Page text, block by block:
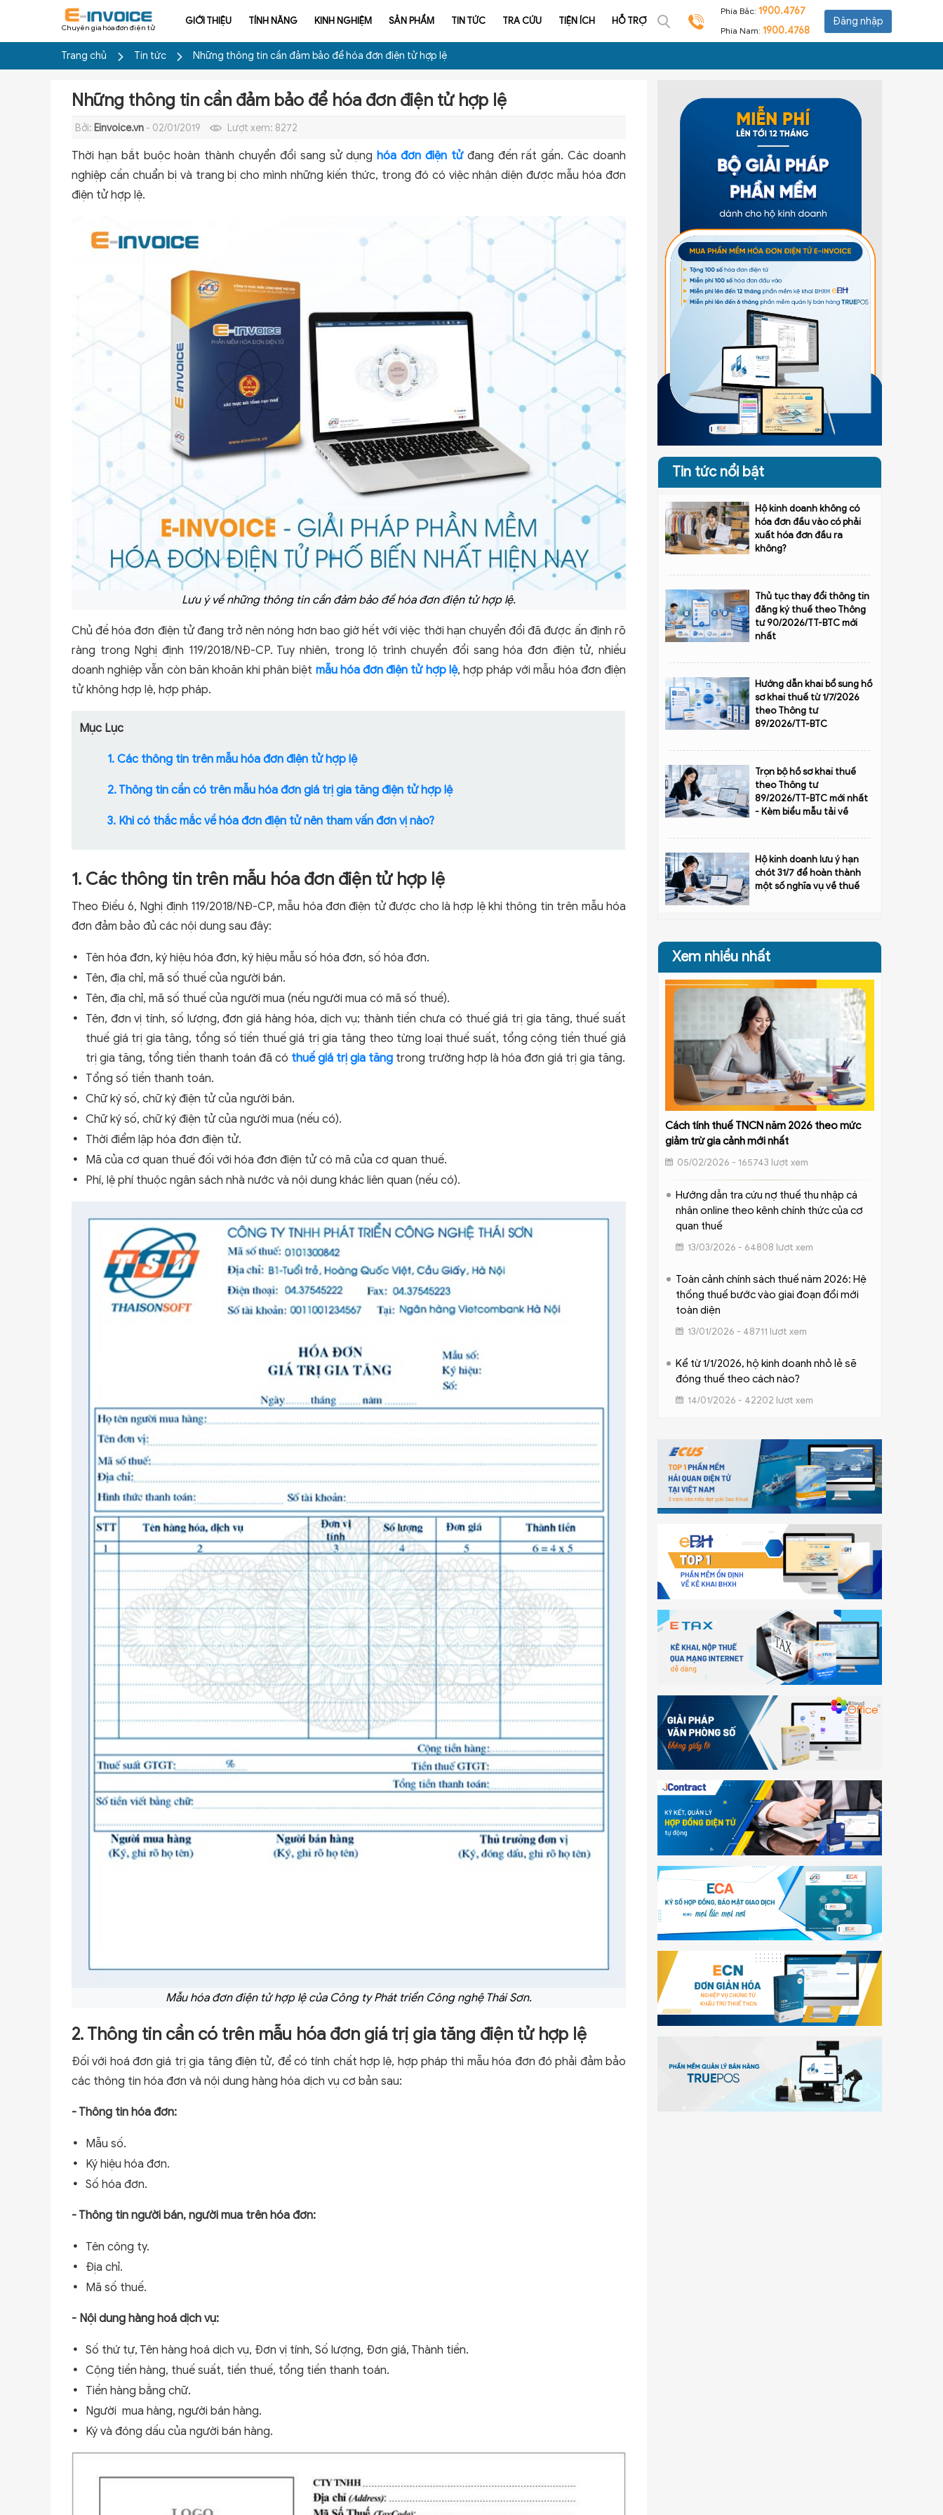
Chuyên gia hóa đơn điện tử
GIỚI THIỆU TÍNH NĂNG KINH NGHIỆM SẢN PHẨM TIN TỨC TRA CỨU TIỆN ÍCH HỖ TRỢ
Phía Bắc: 1900.4767
Phía Nam: 1900.4768
Đăng nhập
Trang chủ Tin tức Những thông tin cần đảm bảo để hóa đơn điện tử hợp lệ
Những thông tin cần đảm bảo để hóa đơn điện tử hợp lệ
Bởi: Einvoice.vn - 02/01/2019 Lượt xem: 8272
Thời hạn bắt buộc hoàn thành chuyển đổi sang sử dụnghóa đơn điện tửđang đến rất gần. Các doanh
nghiệp cần chuẩn bị và trang bị cho mình những kiến thức, trong đó có việc nhận diện được mẫu hóa đơn
điện tử hợp lệ.
Lưu ý về những thông tin cần đảm bảo để hóa đơn điện tử hợp lệ.
Chủ đề hóa đơn điện tử đang trở nên nóng hơn bao giờ hết với việc thời hạn chuyển đổi đã được ấn định rõ
ràng trong Nghị định 119/2018/NĐ-CP. Tuy nhiên, trong lộ trình chuyển đổi sang hóa đơn điện tử, nhiều
doanh nghiệp vẫn còn băn khoăn khi phân biệt mẫu hóa đơn điện tử hợp lệ, hợp pháp với mẫu hóa đơn điện
tử không hợp lệ, hợp pháp.
Mục Lục
1. Các thông tin trên mẫu hóa đơn điện tử hợp lệ
2. Thông tin cần có trên mẫu hóa đơn giá trị gia tăng điện tử hợp lệ
3. Khi có thắc mắc về hóa đơn điện tử nên tham vấn đơn vị nào?
1. Các thông tin trên mẫu hóa đơn điện tử hợp lệ
Theo Điều 6, Nghị định 119/2018/NĐ-CP, mẫu hóa đơn điện tử được cho là hợp lệ khi thông tin trên mẫu hóa
đơn đảm bảo đủ các nội dung sau đây:
Tên hóa đơn, ký hiệu hóa đơn, ký hiệu mẫu số hóa đơn, số hóa đơn.
Tên, địa chỉ, mã số thuế của người bán.
Tên, địa chỉ, mã số thuế của người mua (nếu người mua có mã số thuế).
Tên, đơn vị tính, số lượng, đơn giá hàng hóa, dịch vụ; thành tiền chưa có thuế giá trị gia tăng, thuế suất
thuế giá trị gia tăng, tổng số tiền thuế giá trị gia tăng theo từng loại thuế suất, tổng cộng tiền thuế giá
trị gia tăng, tổng tiền thanh toán đã có thuế giá trị gia tăng trong trường hợp là hóa đơn giá trị gia tăng.
Tổng số tiền thanh toán.
Chữ ký số, chữ ký điện tử của người bán.
Chữ ký số, chữ ký điện tử của người mua (nếu có).
Thời điểm lập hóa đơn điện tử.
Mã của cơ quan thuế đối với hóa đơn điện tử có mã của cơ quan thuế.
Phí, lệ phí thuộc ngân sách nhà nước và nội dung khác liên quan (nếu có).
Mẫu hóa đơn điện tử hợp lệ của Công ty Phát triển Công nghệ Thái Sơn.
2. Thông tin cần có trên mẫu hóa đơn giá trị gia tăng điện tử hợp lệ
Đối với hoá đơn giá trị gia tăng điện tử, để có tính chất hợp lệ, hợp pháp thì mẫu hóa đơn đó phải đảm bảo
các thông tin hóa đơn và nội dung hàng hóa dịch vụ cơ bản sau:
- Thông tin hóa đơn:
Mẫu số.
Ký hiệu hóa đơn.
Số hóa đơn.
- Thông tin người bán, người mua trên hóa đơn:
Tên công ty.
Địa chỉ.
Mã số thuế.
- Nội dung hàng hoá dịch vụ:
Số thứ tự, Tên hàng hoá dịch vụ, Đơn vị tính, Số lượng, Đơn giá, Thành tiền.
Cộng tiền hàng, thuế suất, tiền thuế, tổng tiền thanh toán.
Tiền hàng bằng chữ.
Người mua hàng, người bán hàng.
Ký và đóng dấu của người bán hàng.
Tin tức nổi bật
Hộ kinh doanh không có
hóa đơn đầu vào có phải
xuất hóa đơn đầu ra
không?
Thủ tục thay đổi thông tin
đăng ký thuế theo Thông
tư 90/2026/TT-BTC mới
nhất
Hướng dẫn khai bổ sung hồ
sơ khai thuế từ 1/7/2026
theo Thông tư
89/2026/TT-BTC
Trọn bộ hồ sơ khai thuế
theo Thông tư
89/2026/TT-BTC mới nhất
- Kèm biểu mẫu tải về
Hộ kinh doanh lưu ý hạn
chót 31/7 để hoàn thành
một số nghĩa vụ về thuế
Xem nhiều nhất
Cách tính thuế TNCN năm 2026 theo mức
giảm trừ gia cảnh mới nhất
05/02/2026 - 165743 lượt xem
Hướng dẫn tra cứu nợ thuế thu nhập cá
nhân online theo kênh chính thức của cơ
quan thuế
13/03/2026 - 64808 lượt xem
Toàn cảnh chính sách thuế năm 2026: Hệ
thống thuế bước vào giai đoạn đổi mới
toàn diện
13/01/2026 - 48711 lượt xem
Kể từ 1/1/2026, hộ kinh doanh nhỏ lẻ sẽ
đóng thuế theo cách nào?
14/01/2026 - 42202 lượt xem